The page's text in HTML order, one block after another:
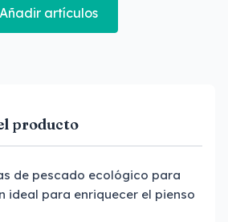
Añadir artículos
producto
de pescado ecológico para
ideal para enriquecer el pienso